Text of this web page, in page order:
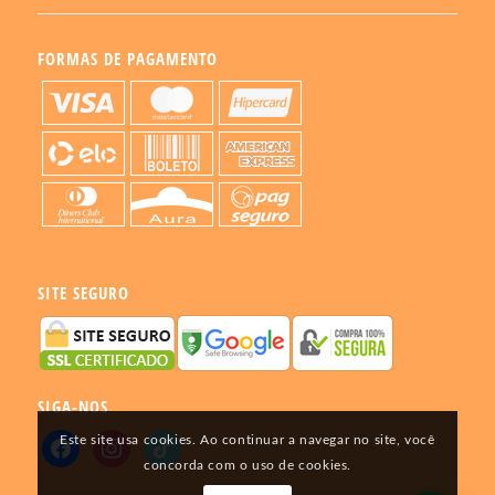
FORMAS DE PAGAMENTO
SITE SEGURO
SIGA-NOS
Este site usa cookies. Ao continuar a navegar no site, você
concorda com o uso de cookies.